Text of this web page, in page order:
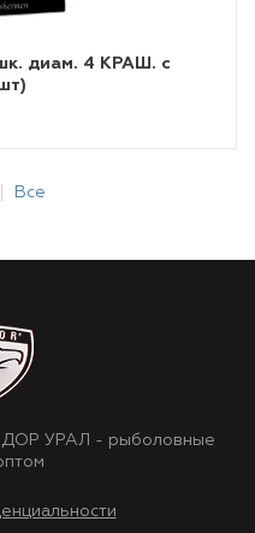
диам. 4 КРАШ. с
Все
УРАЛ - рыболовные